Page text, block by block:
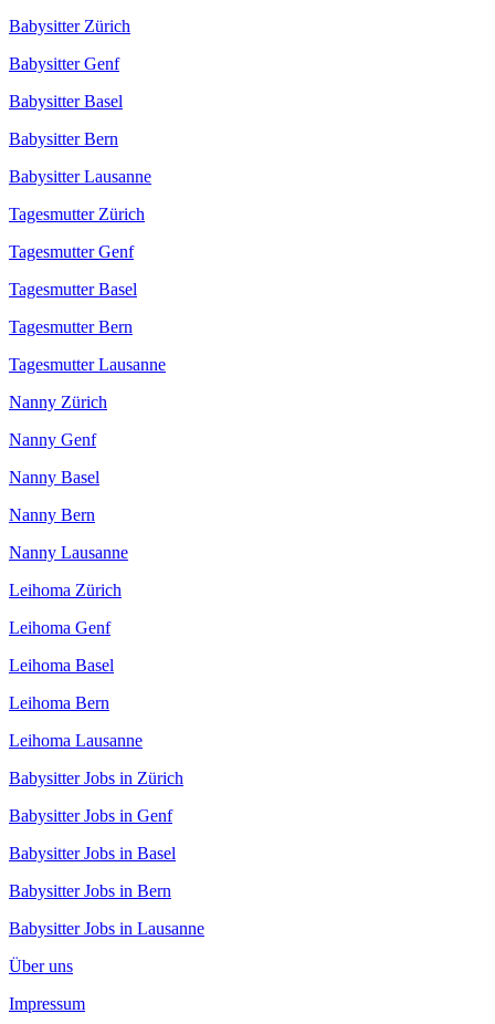
Babysitter Zürich
Babysitter Genf
Babysitter Basel
Babysitter Bern
Babysitter Lausanne
Tagesmutter Zürich
Tagesmutter Genf
Tagesmutter Basel
Tagesmutter Bern
Tagesmutter Lausanne
Nanny Zürich
Nanny Genf
Nanny Basel
Nanny Bern
Nanny Lausanne
Leihoma Zürich
Leihoma Genf
Leihoma Basel
Leihoma Bern
Leihoma Lausanne
Babysitter Jobs in Zürich
Babysitter Jobs in Genf
Babysitter Jobs in Basel
Babysitter Jobs in Bern
Babysitter Jobs in Lausanne
Über uns
Impressum